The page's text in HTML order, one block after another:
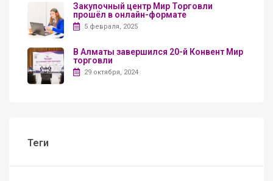
Закупочный центр Мир Торговли
прошёл в онлайн-формате
5 февраля, 2025
В Алматы завершился 20-й Конвент Мир
торговли
29 октября, 2024
Теги